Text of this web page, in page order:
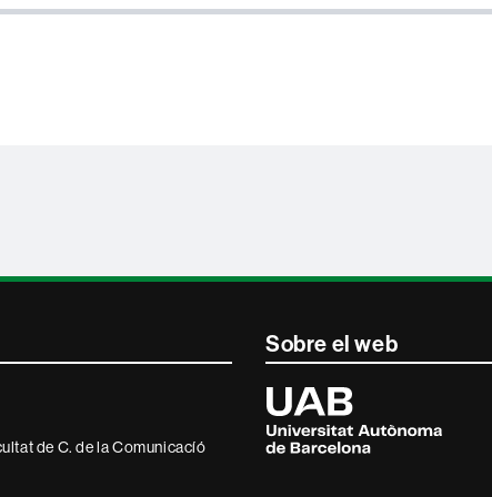
de C. de la Comunicacíó
Sobre el web
Universitat
Autònoma
de
Barcelona